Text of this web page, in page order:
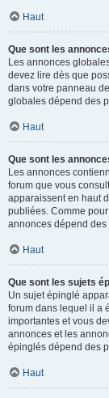
Haut
Que sont les
Les annonces
devez lire dès que
dans votre panneau
globales dépend des
Haut
Que sont les
Les annonces
forum que vous
apparaissent en haut
publiées. Comme
annonces dépend des
Haut
Que sont les sujets
Un sujet épinglé
forum dans lequel il a
importantes et vous
annonces et les
épinglés dépend des
Haut